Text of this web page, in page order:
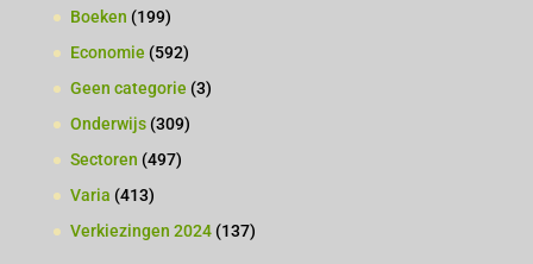
Boeken (199)
Economie (592)
Geen categorie (3)
Onderwijs(309)
Sectoren (497)
Varia (413)
Verkiezingen 2024(137)